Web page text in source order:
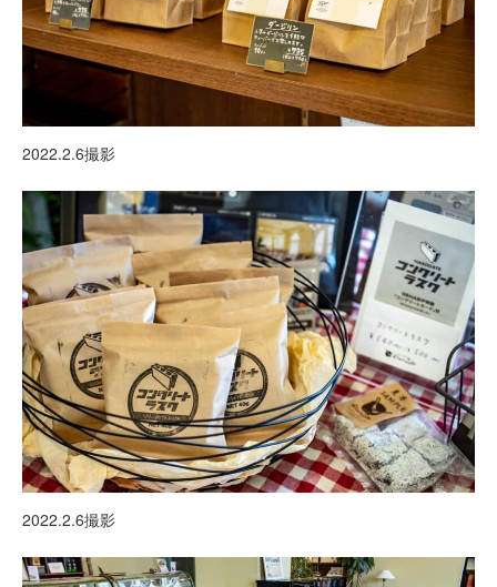
2022.2.6撮影
2022.2.6撮影